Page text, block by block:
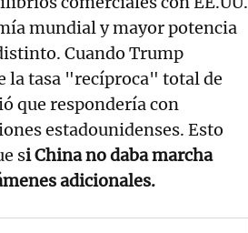
mundial y mayor potencia
Cuando Trump
la tasa "recíproca" total de
que respondería con
estadounidenses. Esto
si China no daba marcha
adicionales.